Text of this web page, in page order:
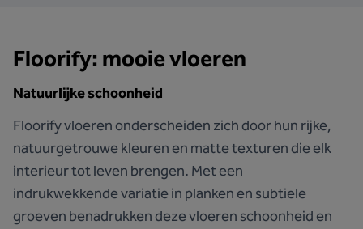
Floorify: mooie vloeren
Natuurlijke schoonheid
Floorify vloeren onderscheiden zich door hun rijke,
natuurgetrouwe kleuren en matte texturen die elk
interieur tot leven brengen. Met een
indrukwekkende variatie in planken en subtiele
groeven benadrukken deze vloeren schoonheid en